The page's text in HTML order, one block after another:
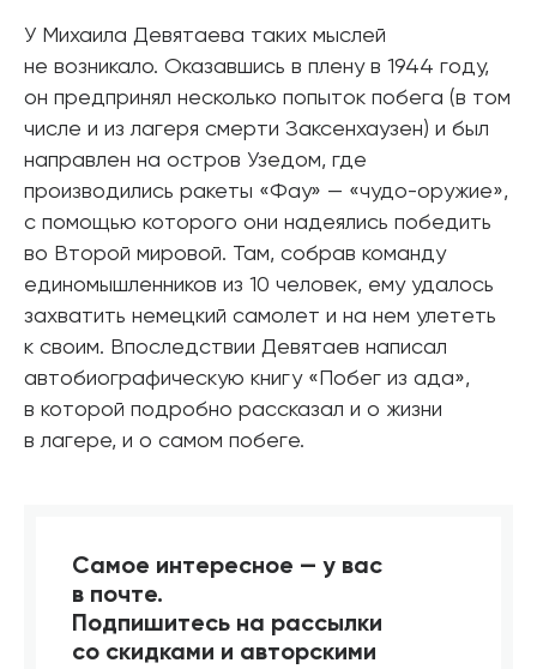
У Михаила Девятаева таких мыслей
не возникало. Оказавшись в плену в 1944 году,
он предпринял несколько попыток побега (в том
числе и из лагеря смерти Заксенхаузен) и был
направлен на остров Узедом, где
производились ракеты «Фау» — «чудо-оружие»,
с помощью которого они надеялись победить
во Второй мировой. Там, собрав команду
единомышленников из 10 человек, ему удалось
захватить немецкий самолет и на нем улететь
к своим. Впоследствии Девятаев написал
автобиографическую книгу «Побег из ада»,
в которой подробно рассказал и о жизни
в лагере, и о самом побеге.
Самое интересное — у вас
в почте.
Подпишитесь на рассылки
со скидками и авторскими